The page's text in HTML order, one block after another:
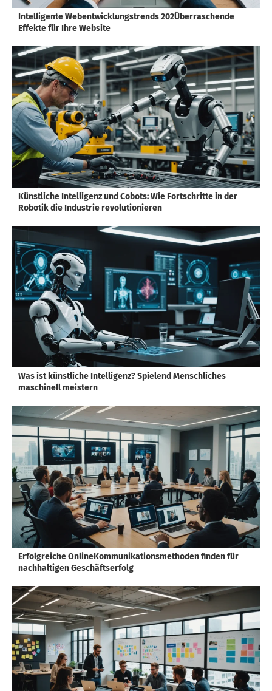
Intelligente Webentwicklungstrends 202Überraschende
Effekte für Ihre Website
Künstliche Intelligenz und Cobots: Wie Fortschritte in der
Robotik die Industrie revolutionieren
Was ist künstliche Intelligenz? Spielend Menschliches
maschinell meistern
Erfolgreiche OnlineKommunikationsmethoden finden für
nachhaltigen Geschäftserfolg